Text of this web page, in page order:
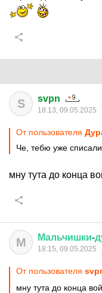
S svpn
18:13, 09.05.2025
От пользователя
Че, тебю уже
мну тута до конца
М Мальчишки-
18:15, 09.05.2025
От пользователя
мну тута до конца